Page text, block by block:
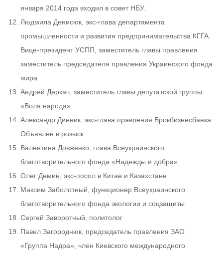
января 2014 года входил в совет НБУ.
Людмила Денисюк, экс-глава департамента
промышленности и развития предпринимательства КГГА.
Вице-президент УСПП, заместитель главы правления
заместитель председателя правления Украинского фонда
мира
Андрей Деркач, заместитель главы депутатской группы
«Воля народа»
Александр Динник, экс-глава правления Брокбизнесбанка.
Объявлен в розыск
Валентина Довженко, глава Всеукраинского
благотворительного фонда «Надежды и добра»
Олег Демин, экс-посол в Китае и Казахстане
Максим Заболотный, функционер Всеукраинского
благотворительного фонда экологии и соцзащиты
Сергей Заворотный, политолог
Павел Загороднюк, председатель правления ЗАО
«Группа Надра», член Киевского международного